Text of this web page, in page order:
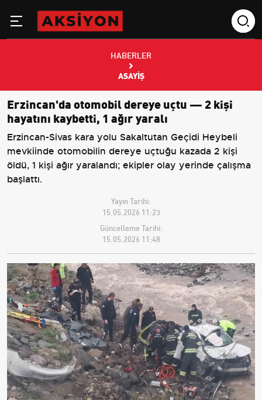
HABERLER
ASAYIŞ
Erzincan'da otomobil dereye uçtu — 2 kişi
hayatını kaybetti, 1 ağır yaralı
Erzincan-Sivas kara yolu Sakaltutan Geçidi Heybeli
mevkiinde otomobilin dereye uçtuğu kazada 2 kişi
öldü, 1 kişi ağır yaralandı; ekipler olay yerinde çalışma
başlattı.
Yayın Tarihi:
15.05.2026 11:23
Güncelleme Tarihi:
15.05.2026 11:48